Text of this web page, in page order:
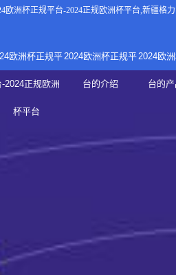
欧洲杯正规平台-2024正规欧洲杯平台,新疆格
欧洲杯正规平
-2024正规欧洲
杯平台
2024欧洲杯正规平
台的介绍
关于2024正规欧洲
2024欧
台的
家庭
家